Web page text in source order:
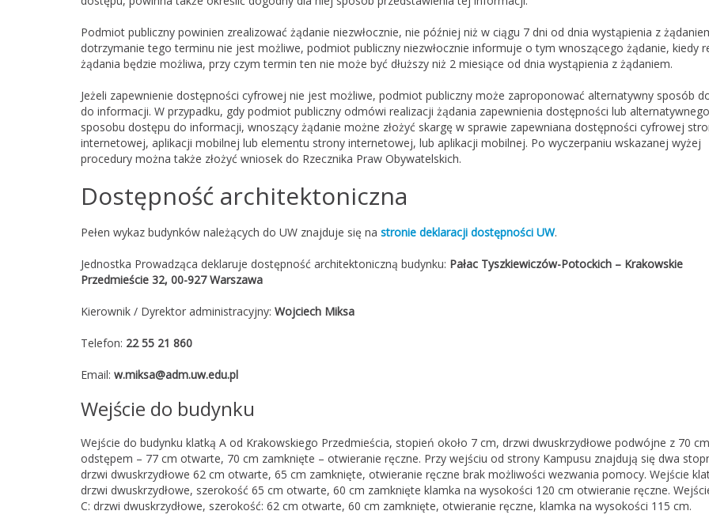
Podmiot publiczny powinien zrealizować żądanie niezwłocznie, nie później niż w ciągu 7 dni od dnia wystąpienia z
dotrzymanie tego terminu nie jest możliwe, podmiot publiczny niezwłocznie informuje o tym wnoszącego żądanie, kiedy
żądania będzie możliwa, przy czym termin ten nie może być dłuższy niż 2 miesiące od dnia wystąpienia z żądaniem.
Jeżeli zapewnienie dostępności cyfrowej nie jest możliwe, podmiot publiczny może zaproponować alternatywny sposób
do informacji. W przypadku, gdy podmiot publiczny odmówi realizacji żądania zapewnienia dostępności lub alternatywnego
sposobu dostępu do informacji, wnoszący żądanie możne złożyć skargę w sprawie zapewniana dostępności cyfrowej
internetowej, aplikacji mobilnej lub elementu strony internetowej, lub aplikacji mobilnej. Po wyczerpaniu wskazanej wyżej
procedury można także złożyć wniosek do Rzecznika Praw Obywatelskich.
Dostępność architektoniczna
Pełen wykaz budynków należących do UW znajduje się na stronie deklaracji dostępności UW.
Jednostka Prowadząca deklaruje dostępność architektoniczną budynku: Pałac Tyszkiewiczów-Potockich – Krakowskie
Przedmieście 32, 00-927 Warszawa
Kierownik / Dyrektor administracyjny: Wojciech Miksa
Telefon: 22 55 21 860
Email: w.miksa@adm.uw.edu.pl
Wejście do budynku
Wejście do budynku klatką A od Krakowskiego Przedmieścia, stopień około 7 cm, drzwi dwuskrzydłowe podwójne z 70 cm
odstępem – 77 cm otwarte, 70 cm zamknięte – otwieranie ręczne. Przy wejściu od strony Kampusu znajdują się dwa
drzwi dwuskrzydłowe 62 cm otwarte, 65 cm zamknięte, otwieranie ręczne brak możliwości wezwania pomocy. Wejście
drzwi dwuskrzydłowe, szerokość 65 cm otwarte, 60 cm zamknięte klamka na wysokości 120 cm otwieranie ręczne.
C: drzwi dwuskrzydłowe, szerokość: 62 cm otwarte, 60 cm zamknięte, otwieranie ręczne, klamka na wysokości 115 cm.